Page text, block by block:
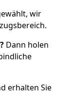
wir
Dann holen
erhalten Sie